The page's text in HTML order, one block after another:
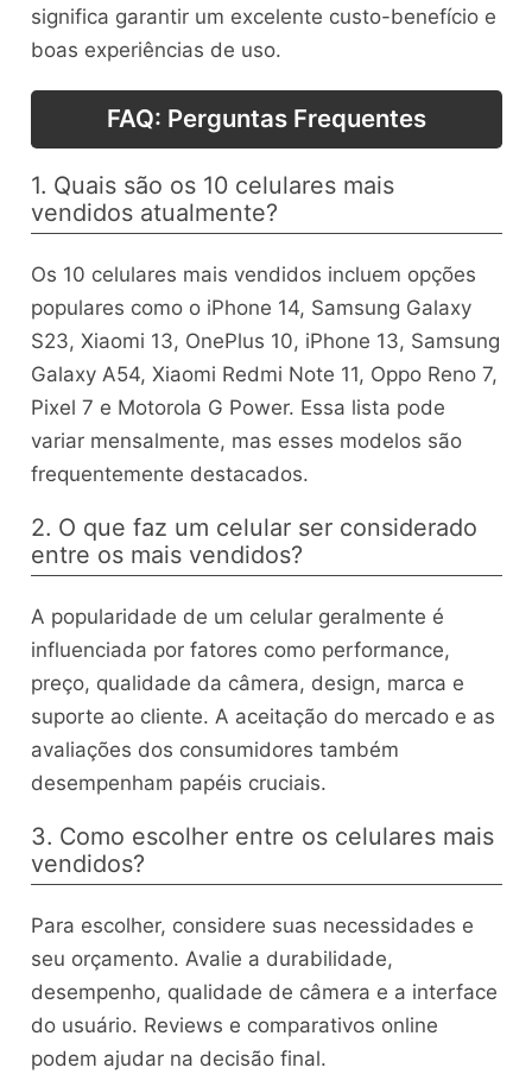
significa garantir um excelente custo-benefício e
boas experiências de uso.
FAQ: Perguntas Frequentes
1. Quais são os 10 celulares mais
vendidos atualmente?
Os 10 celulares mais vendidos incluem opções
populares como o iPhone 14, Samsung Galaxy
S23, Xiaomi 13, OnePlus 10, iPhone 13, Samsung
Galaxy A54, Xiaomi Redmi Note 11, Oppo Reno 7,
Pixel 7 e Motorola G Power. Essa lista pode
variar mensalmente, mas esses modelos são
frequentemente destacados.
2. O que faz um celular ser considerado
entre os mais vendidos?
A popularidade de um celular geralmente é
influenciada por fatores como performance,
preço, qualidade da câmera, design, marca e
suporte ao cliente. A aceitação do mercado e as
avaliações dos consumidores também
desempenham papéis cruciais.
3. Como escolher entre os celulares mais
vendidos?
Para escolher, considere suas necessidades e
seu orçamento. Avalie a durabilidade,
desempenho, qualidade de câmera e a interface
do usuário. Reviews e comparativos online
podem ajudar na decisão final.